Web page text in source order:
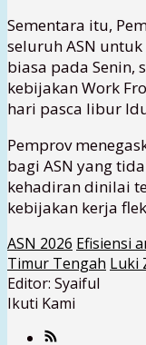
Sementara itu,
seluruh ASN
biasa pada Senin,
kebijakan Work
hari pasca libur
Pemprov
bagi ASN yang
kehadiran dinilai
kebijakan kerja
ASN 2026 Efisiensi
Timur Tengah Luki
Editor: Syaiful
Ikuti Kami